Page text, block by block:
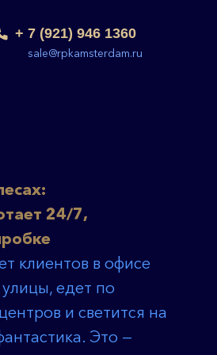
sale@rpkamsterdam.ru
7 (921) 946 1360
sale@rpkamsterdam.ru
+ 7 (921) 946 1360
24/7,
клиентов в офисе
едет по
и светится на
Это —